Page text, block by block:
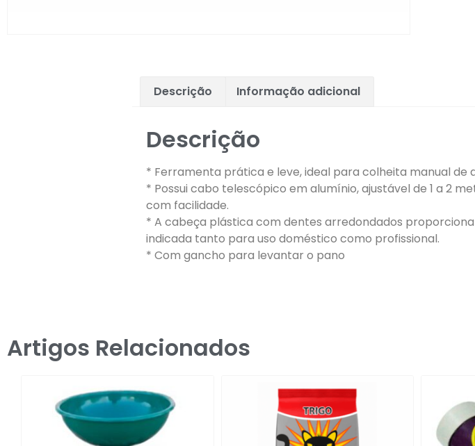
Descrição Informação adicional
Descrição
* Ferramenta prática e leve, ideal para colheita manual de
* Possui cabo telescópico em alumínio, ajustável de 1 a 2
com facilidade.
* A cabeça plástica com dentes arredondados
indicada tanto para uso doméstico como profissional.
* Com gancho para levantar o pano
Artigos Relacionados